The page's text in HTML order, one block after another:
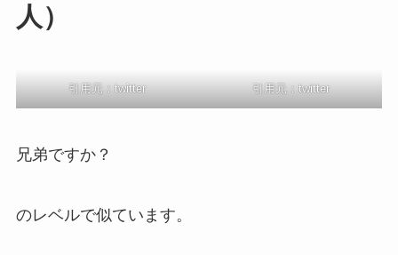
人）
引用元：twitter 引用元：twitter
兄弟ですか？
のレベルで似ています。